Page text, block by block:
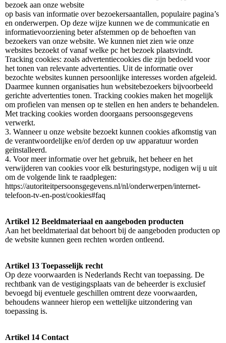
bezoek aan onze website
op basis van informatie over bezoekersaantallen, populaire pagina’s
en onderwerpen. Op deze wijze kunnen we de communicatie en
informatievoorziening beter afstemmen op de behoeften van
bezoekers van onze website. We kunnen niet zien wie onze
websites bezoekt of vanaf welke pc het bezoek plaatsvindt.
Tracking cookies: zoals advertentiecookies die zijn bedoeld voor
het tonen van relevante advertenties. Uit de informatie over
bezochte websites kunnen persoonlijke interesses worden afgeleid.
Daarmee kunnen organisaties hun websitebezoekers bijvoorbeeld
gerichte advertenties tonen. Tracking cookies maken het mogelijk
om profielen van mensen op te stellen en hen anders te behandelen.
Met tracking cookies worden doorgaans persoonsgegevens
verwerkt.
3. Wanneer u onze website bezoekt kunnen cookies afkomstig van
de verantwoordelijke en/of derden op uw apparatuur worden
geïnstalleerd.
4. Voor meer informatie over het gebruik, het beheer en het
verwijderen van cookies voor elk besturingstype, nodigen wij u uit
om de volgende link te raadplegen:
https://autoriteitpersoonsgegevens.nl/nl/onderwerpen/internet-
telefoon-tv-en-post/cookies#faq
Artikel 12 Beeldmateriaal en aangeboden producten
Aan het beeldmateriaal dat behoort bij de aangeboden producten op
de website kunnen geen rechten worden ontleend.
Artikel 13 Toepasselijk recht
Op deze voorwaarden is Nederlands Recht van toepassing. De
rechtbank van de vestigingsplaats van de beheerder is exclusief
bevoegd bij eventuele geschillen omtrent deze voorwaarden,
behoudens wanneer hierop een wettelijke uitzondering van
toepassing is.
Artikel 14 Contact